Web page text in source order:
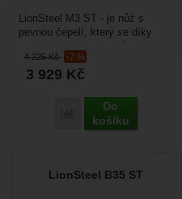
4 225Kč -7 %
3 929 Kč
Porovnat
Do
košíku
LionSteel M3 ST - je nůž s
pevnou čepelí, který se díky
nosí, a přesto je...
LionSteel B35 ST